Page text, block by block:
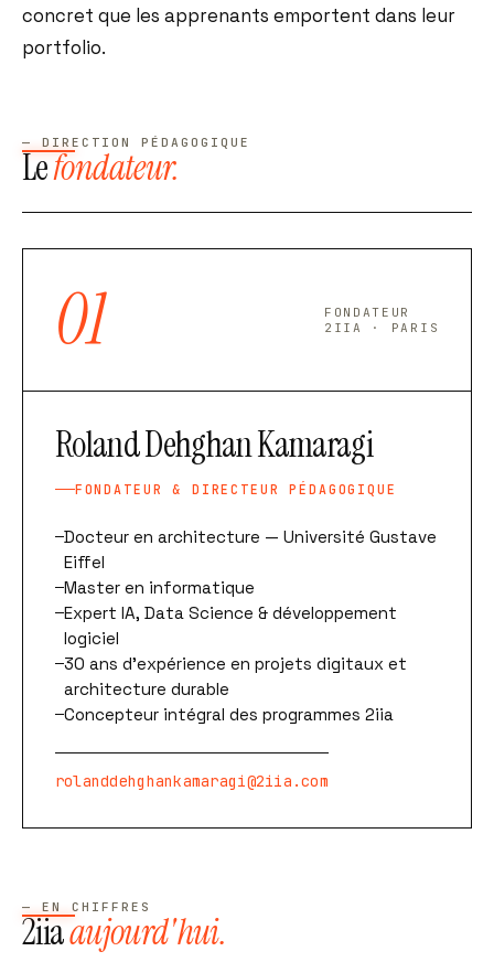
concret que les apprenants emportent dans leur
portfolio.
— DIRECTION PÉDAGOGIQUE
Lefondateur.
01
FONDATEUR
2IIA · PARIS
Roland Dehghan Kamaragi
FONDATEUR & DIRECTEUR PÉDAGOGIQUE
Docteur en architecture — Université Gustave
Eiffel
Master en informatique
Expert IA, Data Science & développement
logiciel
30 ans d'expérience en projets digitaux et
architecture durable
Concepteur intégral des programmes 2iia
rolanddehghankamaragi@2iia.com
— EN CHIFFRES
2iiaaujourd'hui.